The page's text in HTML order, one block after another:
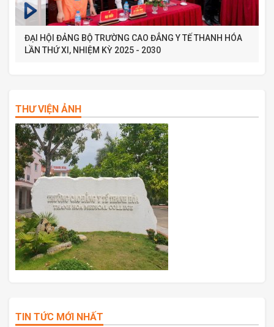
ĐẠI HỘI ĐẢNG BỘ TRƯỜNG CAO ĐẲNG Y TẾ THANH HÓA
LẦN THỨ XI, NHIỆM KỲ 2025 - 2030
THƯ VIỆN ẢNH
TIN TỨC MỚI NHẤT